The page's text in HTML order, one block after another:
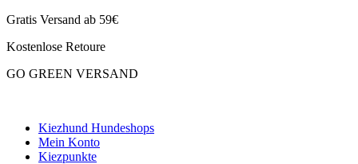
Zum
springen
Gratis Versand ab 59€
Kostenlose Retoure
GO GREEN VERSAND
Kiezhund Hundeshops
Mein Konto
Kiezpunkte